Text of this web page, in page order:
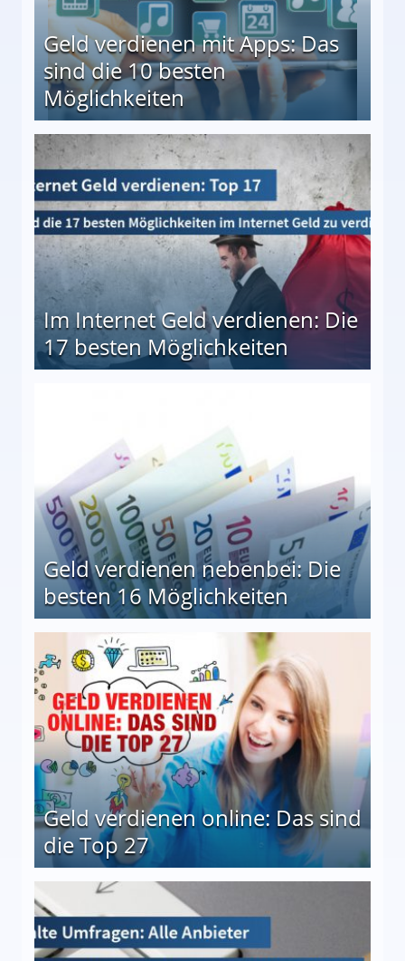
Geld verdienen mit Apps: Das
sind die 10 besten
Möglichkeiten
besten Möglichkeiten
Im Internet Geld verdienen: Die
17 besten Möglichkeiten
Geld verdienen nebenbei: Die
besten 16 Möglichkeiten
Geld verdienen online: Das sind
die Top 27